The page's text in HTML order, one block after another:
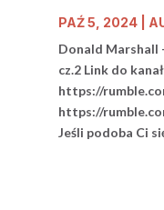
PAŹ 5, 2024|
Donald Marshall
cz.2 Link do
https://
https://
Jeśli podoba Ci